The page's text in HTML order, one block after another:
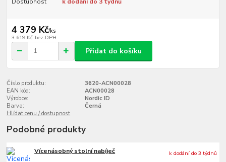
4 379 Kč/ks
3 619 Kč bez DPH
Přidat do košíku
Číslo produktu:
3620-ACN00028
EAN kód:
ACN00028
Výrobce:
Nordic ID
Barva:
Černá
Hlídat cenu / dostupnost
Podobné produkty
Vícenásobný stolní nabíječ k dodání do 3 týdnů